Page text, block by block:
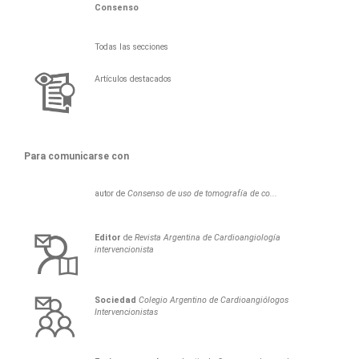
Consenso
Todas las secciones
Artículos destacados
Para comunicarse con
autor deConsenso de uso de tomografía de co...
Editor deRevista Argentina de Cardioangiología
intervencionista
Sociedad Colegio Argentino de Cardioangiólogos
Intervencionistas